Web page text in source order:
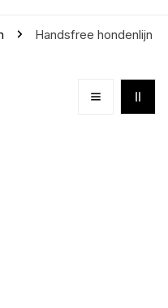
Handsfree hondenlijn